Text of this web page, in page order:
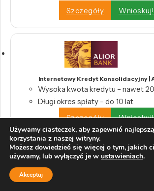
Szczegóły
Wnioskuj!
Internetowy Kredyt Konsolidacyjny |
Wysoka kwota kredytu – nawet
Długi okres spłaty – do 10 lat
Szczegóły
Wnioskuj!
Używamy ciasteczek, aby zapewnić
korzystania z naszej witryny.
Możesz dowiedzieć się więcej o tym, jakich
używamy, lub wyłączyć je w ustawieniach.
Akceptuj